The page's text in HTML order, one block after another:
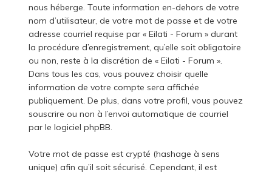
nous héberge. Toute information en-dehors de votre
nom d’utilisateur, de votre mot de passe et de votre
adresse courriel requise par « Eilati - Forum » durant
la procédure d’enregistrement, qu’elle soit obligatoire
ou non, reste à la discrétion de « Eilati - Forum ».
Dans tous les cas, vous pouvez choisir quelle
information de votre compte sera affichée
publiquement. De plus, dans votre profil, vous pouvez
souscrire ou non à l’envoi automatique de courriel
par le logiciel phpBB.
Votre mot de passe est crypté (hashage à sens
unique) afin qu’il soit sécurisé. Cependant, il est